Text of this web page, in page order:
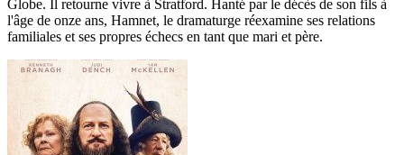
Globe. Il retourne vivre à Stratford. Hanté par le décès de son fils à
l'âge de onze ans, Hamnet, le dramaturge réexamine ses relations
familiales et ses propres échecs en tant que mari et père.